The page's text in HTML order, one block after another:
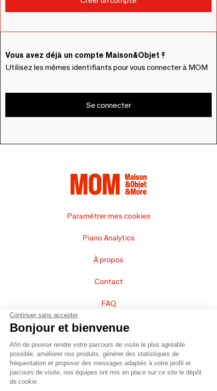
Vous avez déjà un compte Maison&Objet ?
Utilisez les mêmes identifiants pour vous connecter à MOM
Se connecter
Paramétrer mes cookies
Piano Analytics
À propos
Contact
FAQ
Vendez vos produits
Plan du site
Continuer sans accepter
Bonjour et bienvenue
Afin de pouvoir rendre votre parcours de visite le plus agréable
possible, améliorer nos produits, générer des statistiques de
fréquentation et proposer des messages adaptés à votre profil et
parcours de visite, nos équipes ont mis en place sur ce site le dépôt
de cookie.